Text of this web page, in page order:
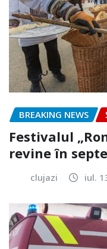
BREAKING NEWS
Festivalul
revine în
clujazi iul.